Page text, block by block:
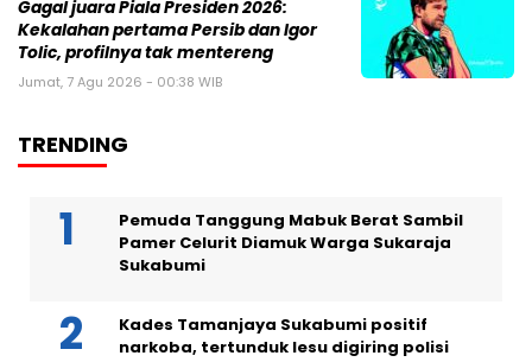
Gagal juara Piala Presiden 2026:
Kekalahan pertama Persib dan Igor
Tolic, profilnya tak mentereng
Jumat, 7 Agu 2026 - 00:38 WIB
TRENDING
Pemuda Tanggung Mabuk Berat Sambil
Pamer Celurit Diamuk Warga Sukaraja
Sukabumi
Kades Tamanjaya Sukabumi positif
narkoba, tertunduk lesu digiring polisi